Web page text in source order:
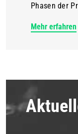
Phasen der
Mehr erfahren